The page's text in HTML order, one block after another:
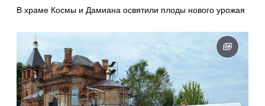
В храме Космы и Дамиана освятили плоды нового урожая